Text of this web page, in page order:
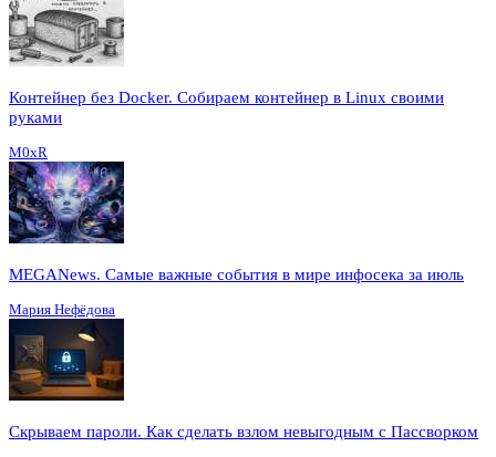
Контейнер без Docker. Собираем контейнер в Linux своими
руками
M0xR
MEGANews. Cамые важные события в мире инфосека за июль
Мария Нефёдова
Скрываем пароли. Как сделать взлом невыгодным с Пассворком